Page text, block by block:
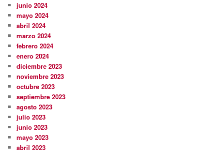
junio 2024
mayo 2024
abril 2024
marzo 2024
febrero 2024
enero 2024
diciembre 2023
noviembre 2023
octubre 2023
septiembre 2023
agosto 2023
julio 2023
junio 2023
mayo 2023
abril 2023